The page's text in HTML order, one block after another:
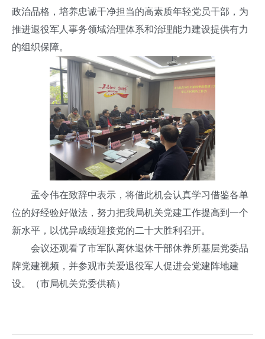
政治品格，培养忠诚干净担当的高素质年轻党员干部，为
推进退役军人事务领域治理体系和治理能力建设提供有力
的组织保障。
孟令伟在致辞中表示，将借此机会认真学习借鉴各单
位的好经验好做法，努力把我局机关党建工作提高到一个
新水平，以优异成绩迎接党的二十大胜利召开。
会议还观看了市军队离休退休干部休养所基层党委品
牌党建视频，并参观市关爱退役军人促进会党建阵地建
设。（市局机关党委供稿）